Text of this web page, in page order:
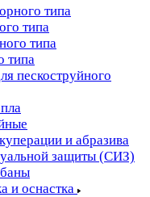
типа
типа
типа
типа
пескоструйного
и абразива
защиты (СИЗ)
и оснастка